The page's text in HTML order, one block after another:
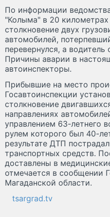
По информации
"Колыма" в 20
столкновение двух
автомобилей,
перевернулся, а водитель
Причины аварии в
автоинспекторы.
Прибывшие на место
Госавтоинспекции
столкновение
направлениях
управлением 63-летнего
рулем которого был 40-
результате ДТП
транспортных средств.
доставлены в
отмечается в сообщении
Магаданской области.
tsargrad.tv